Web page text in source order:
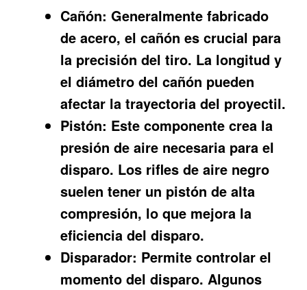
Cañón: Generalmente fabricado
de acero, el cañón es crucial para
la precisión del tiro. La longitud y
el diámetro del cañón pueden
afectar la trayectoria del proyectil.
Pistón: Este componente crea la
presión de aire necesaria para el
disparo. Los rifles de aire negro
suelen tener un pistón de alta
compresión, lo que mejora la
eficiencia del disparo.
Disparador: Permite controlar el
momento del disparo. Algunos